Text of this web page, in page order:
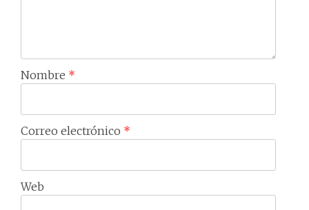
Nombre *
Correo electrónico *
Web